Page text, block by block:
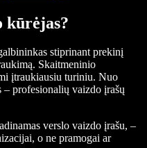
kūrėjas?
stiprinant prekinį
Skaitmeninio
įtraukiausiu turiniu. Nuo
profesionalių vaizdo įrašų
verslo vaizdo įrašu, –
o ne pramogai ar